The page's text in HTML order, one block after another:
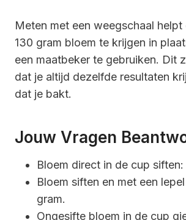
Meten met een weegschaal helpt
130 gram bloem te krijgen in
een maatbeker te gebruiken. Dit
dat je altijd dezelfde resultaten
dat je bakt.
Jouw Vragen
Bloem direct in de cup
Bloem siften en met een
gram.
Ongesifte bloem in de cup